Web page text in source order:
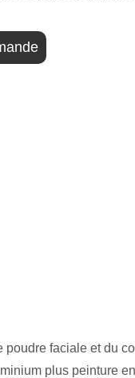
faciale et du
plus peinture